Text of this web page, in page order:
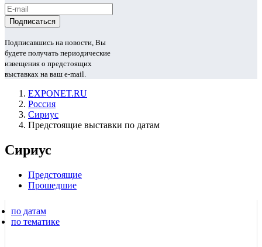
Подписавшись на новости, Вы
будете получать периодические
извещения о предстоящих
выставках на ваш e-mail.
EXPONET.RU
Россия
Сириус
Предстоящие выставки по датам
Сириус
Предстоящие
Прошедшие
по датам
по тематике